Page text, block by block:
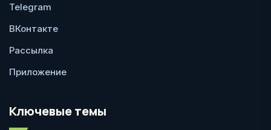
Telegram
ВКонтакте
Рассылка
Приложение
Ключевые темы